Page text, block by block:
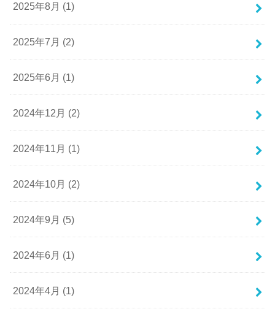
2025年8月 (1)
2025年7月 (2)
2025年6月 (1)
2024年12月 (2)
2024年11月 (1)
2024年10月 (2)
2024年9月 (5)
2024年6月 (1)
2024年4月 (1)